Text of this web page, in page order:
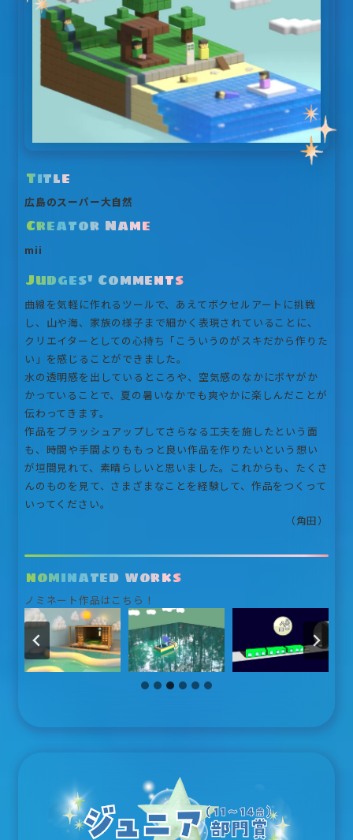
Title
広島のスーパー大自然
Creator Name
mii
Judges' Comments
曲線を気軽に作れるツールで、あえてボクセルアートに挑戦
し、山や海、家族の様子まで細かく表現されていることに、
クリエイターとしての心持ち「こういうのがスキだから作りた
い」を感じることができました。
水の透明感を出しているところや、空気感のなかにボヤがか
かっていることで、夏の暑いなかでも爽やかに楽しんだことが
伝わってきます。
作品をブラッシュアップしてさらなる工夫を施したという面
も、時間や手間よりももっと良い作品を作りたいという想い
が垣間見れて、素晴らしいと思いました。これからも、たくさ
んのものを見て、さまざまなことを経験して、作品をつくって
いってください。
（角田）
nominated works
ノミネート作品はこちら！